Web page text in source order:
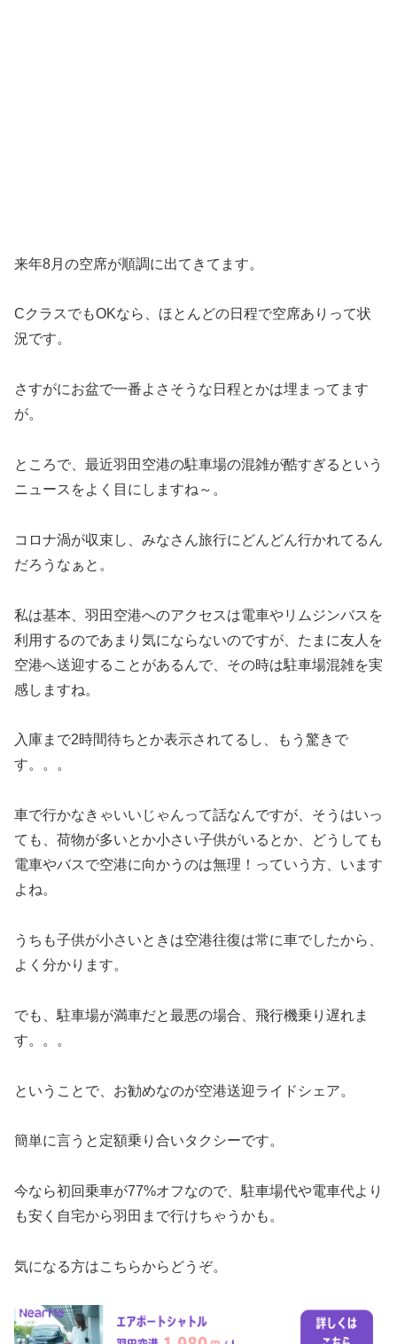
来年8月の空席が順調に出てきてます。
CクラスでもOKなら、ほとんどの日程で空席ありって状
況です。
さすがにお盆で一番よさそうな日程とかは埋まってます
が。
ところで、最近羽田空港の駐車場の混雑が酷すぎるという
ニュースをよく目にしますね～。
コロナ渦が収束し、みなさん旅行にどんどん行かれてるん
だろうなぁと。
私は基本、羽田空港へのアクセスは電車やリムジンバスを
利用するのであまり気にならないのですが、たまに友人を
空港へ送迎することがあるんで、その時は駐車場混雑を実
感しますね。
入庫まで2時間待ちとか表示されてるし、もう驚きで
す。。。
車で行かなきゃいいじゃんって話なんですが、そうはいっ
ても、荷物が多いとか小さい子供がいるとか、どうしても
電車やバスで空港に向かうのは無理！っていう方、います
よね。
うちも子供が小さいときは空港往復は常に車でしたから、
よく分かります。
でも、駐車場が満車だと最悪の場合、飛行機乗り遅れま
す。。。
ということで、お勧めなのが空港送迎ライドシェア。
簡単に言うと定額乗り合いタクシーです。
今なら初回乗車が77%オフなので、駐車場代や電車代より
も安く自宅から羽田まで行けちゃうかも。
気になる方はこちらからどうぞ。